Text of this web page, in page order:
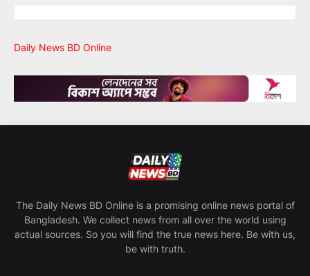
Daily News BD Online
The Daily News BD Online is a promising online news portal of
Bangladesh. We collect news from all over the world using
actual sources. So you will find the true news here. Be with us,
be with truth.